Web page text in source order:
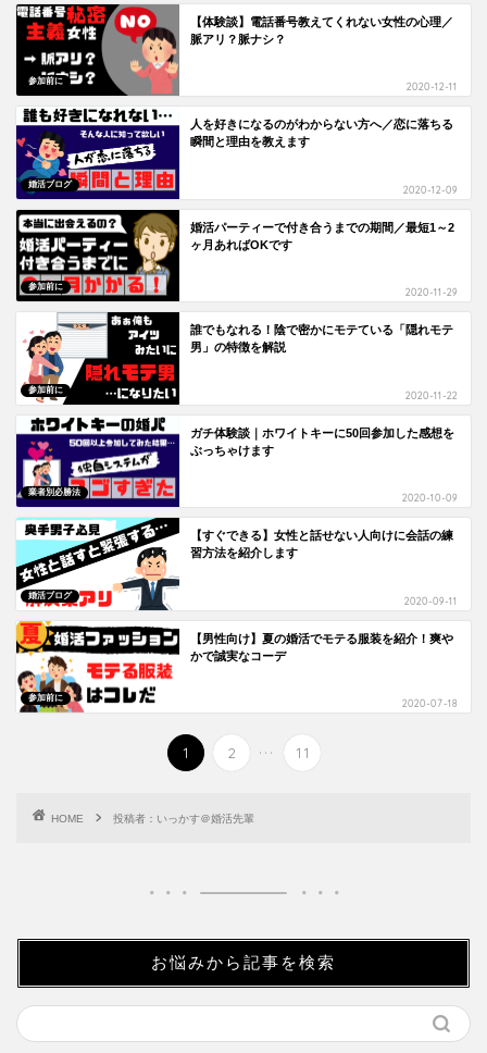
参加前に
【体験談】電話番号教えてくれない女性の心理／
脈アリ？脈ナシ？
2020-12-11
婚活ブログ
人を好きになるのがわからない方へ／恋に落ちる
瞬間と理由を教えます
2020-12-09
参加前に
婚活パーティーで付き合うまでの期間／最短1～2
ヶ月あればOKです
2020-11-29
参加前に
誰でもなれる！陰で密かにモテている「隠れモテ
男」の特徴を解説
2020-11-22
業者別必勝法
ガチ体験談｜ホワイトキーに50回参加した感想を
ぶっちゃけます
2020-10-09
婚活ブログ
【すぐできる】女性と話せない人向けに会話の練
習方法を紹介します
2020-09-11
参加前に
【男性向け】夏の婚活でモテる服装を紹介！爽や
かで誠実なコーデ
2020-07-18
1 2 ... 11
HOME 投稿者：いっかす＠婚活先輩
お悩みから記事を検索